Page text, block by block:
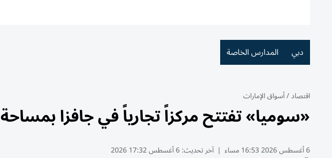
دبي المدارس الخاصة
اقتصاد/أسواق الإمارات
«سوميا» تفتتح مركزاً تجارياً في جافزا بمساحة 12 ألف متر مربع
6 أغسطس 2026 16:53 مساء | آخر تحديث:6 أغسطس 17:32 2026